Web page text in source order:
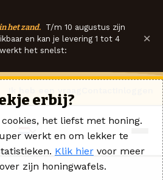
het zand. T/m 10 augustus zijn
en kan je levering 1 tot 4
het snelst:
×
erbij?
het liefst met honing.
werkt en om lekker te
Klik hier voor meer
zijn honingwafels.